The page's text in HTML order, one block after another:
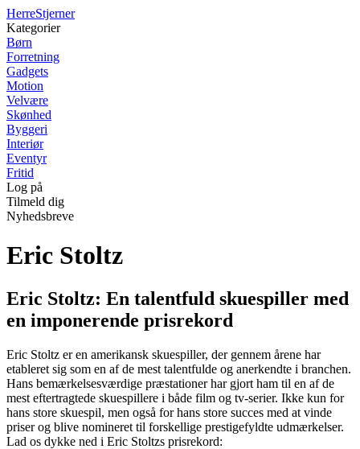
HerreStjerner
Kategorier
Børn
Forretning
Gadgets
Motion
Velvære
Skønhed
Byggeri
Interiør
Eventyr
Fritid
Log på
Tilmeld dig
Nyhedsbreve
Eric Stoltz
Eric Stoltz: En talentfuld skuespiller med
en imponerende prisrekord
Eric Stoltz er en amerikansk skuespiller, der gennem årene har
etableret sig som en af de mest talentfulde og anerkendte i branchen.
Hans bemærkelsesværdige præstationer har gjort ham til en af de
mest eftertragtede skuespillere i både film og tv-serier. Ikke kun for
hans store skuespil, men også for hans store succes med at vinde
priser og blive nomineret til forskellige prestigefyldte udmærkelser.
Lad os dykke ned i Eric Stoltzs prisrekord: